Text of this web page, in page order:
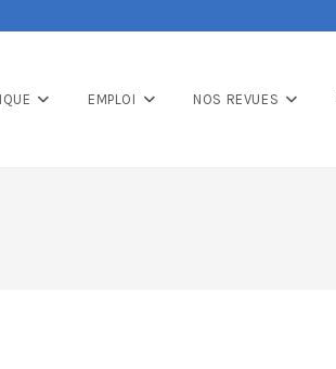
EMPLOI NOS REVUES